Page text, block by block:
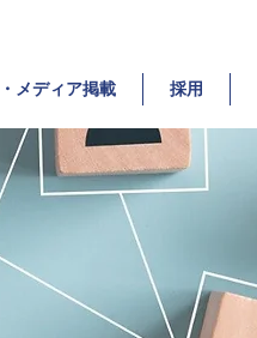
メディア掲載 採用